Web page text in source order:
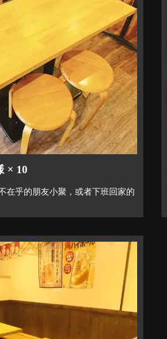
× 10
在乎的朋友小聚，或者下班回家的